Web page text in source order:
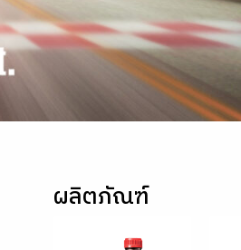
ผลิตภัณฑ์